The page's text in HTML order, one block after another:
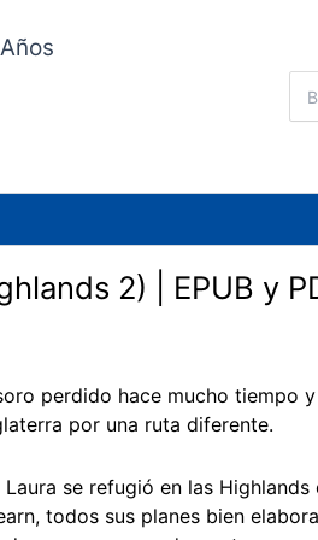
Años
2) | EPUB y
perdido hace mucho tiempo
por una ruta diferente.
se refugió en las
todos sus planes bien